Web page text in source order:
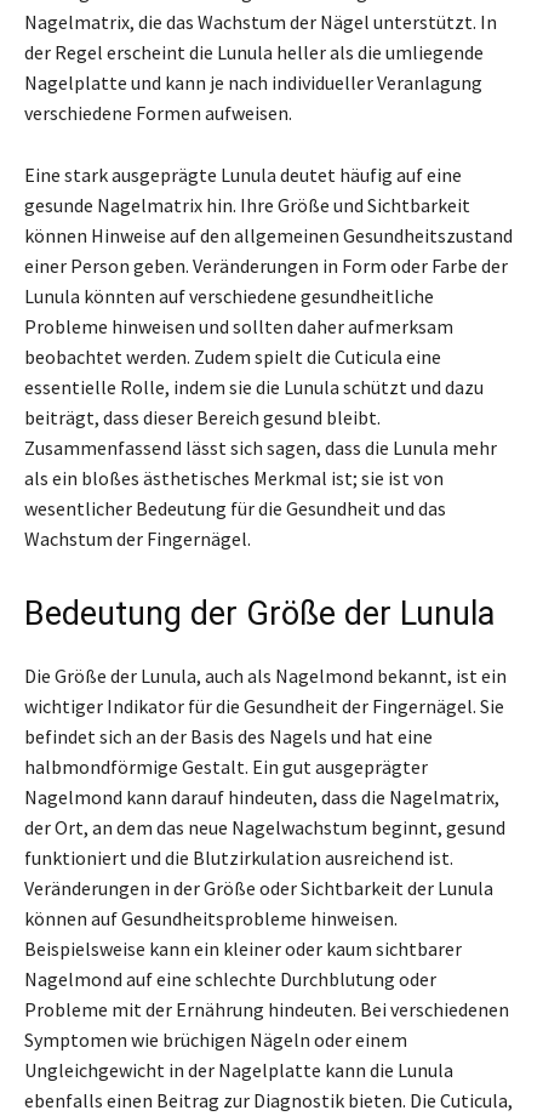
Nagelmatrix, die das Wachstum der Nägel unterstützt. In
der Regel erscheint die Lunula heller als die umliegende
Nagelplatte und kann je nach individueller Veranlagung
verschiedene Formen aufweisen.
Eine stark ausgeprägte Lunula deutet häufig auf eine
gesunde Nagelmatrix hin. Ihre Größe und Sichtbarkeit
können Hinweise auf den allgemeinen Gesundheitszustand
einer Person geben. Veränderungen in Form oder Farbe der
Lunula könnten auf verschiedene gesundheitliche
Probleme hinweisen und sollten daher aufmerksam
beobachtet werden. Zudem spielt die Cuticula eine
essentielle Rolle, indem sie die Lunula schützt und dazu
beiträgt, dass dieser Bereich gesund bleibt.
Zusammenfassend lässt sich sagen, dass die Lunula mehr
als ein bloßes ästhetisches Merkmal ist; sie ist von
wesentlicher Bedeutung für die Gesundheit und das
Wachstum der Fingernägel.
Bedeutung der Größe der Lunula
Die Größe der Lunula, auch als Nagelmond bekannt, ist ein
wichtiger Indikator für die Gesundheit der Fingernägel. Sie
befindet sich an der Basis des Nagels und hat eine
halbmondförmige Gestalt. Ein gut ausgeprägter
Nagelmond kann darauf hindeuten, dass die Nagelmatrix,
der Ort, an dem das neue Nagelwachstum beginnt, gesund
funktioniert und die Blutzirkulation ausreichend ist.
Veränderungen in der Größe oder Sichtbarkeit der Lunula
können auf Gesundheitsprobleme hinweisen.
Beispielsweise kann ein kleiner oder kaum sichtbarer
Nagelmond auf eine schlechte Durchblutung oder
Probleme mit der Ernährung hindeuten. Bei verschiedenen
Symptomen wie brüchigen Nägeln oder einem
Ungleichgewicht in der Nagelplatte kann die Lunula
ebenfalls einen Beitrag zur Diagnostik bieten. Die Cuticula,